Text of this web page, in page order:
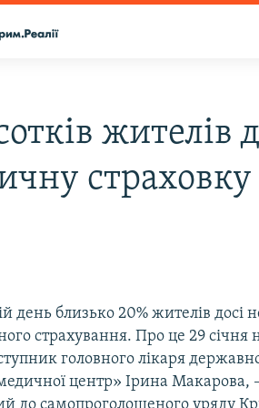
жителів
страховку
день близько 20% жителів досі
страхування. Про це 29 січня
головного лікаря
центр» Ірина Макарова,